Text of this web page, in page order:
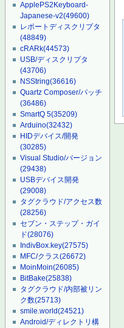
ApplePS2Keyboard-
Japanese-v2(49600)
レポートディスクリプタ
(48849)
cRARk(44573)
USB/ディスクリプタ
(43706)
NSString(36616)
Quartz Composer/パッチ
(36486)
SmartQ 5(35209)
Arduino(32432)
HIDデバイス/開発
(30285)
Visual Studio/バージョン
(29438)
USBデバイス開発
(29008)
タグクラウド/アクセス数
(28256)
セブン・ステップ・ガイ
ド(28076)
IndivBox.key(27575)
MFC/クラス(26672)
MoinMoin(26085)
BitBake(25838)
タグクラウド/内部被リン
ク数(25713)
smile.world(24521)
Android/ディレクトリ構